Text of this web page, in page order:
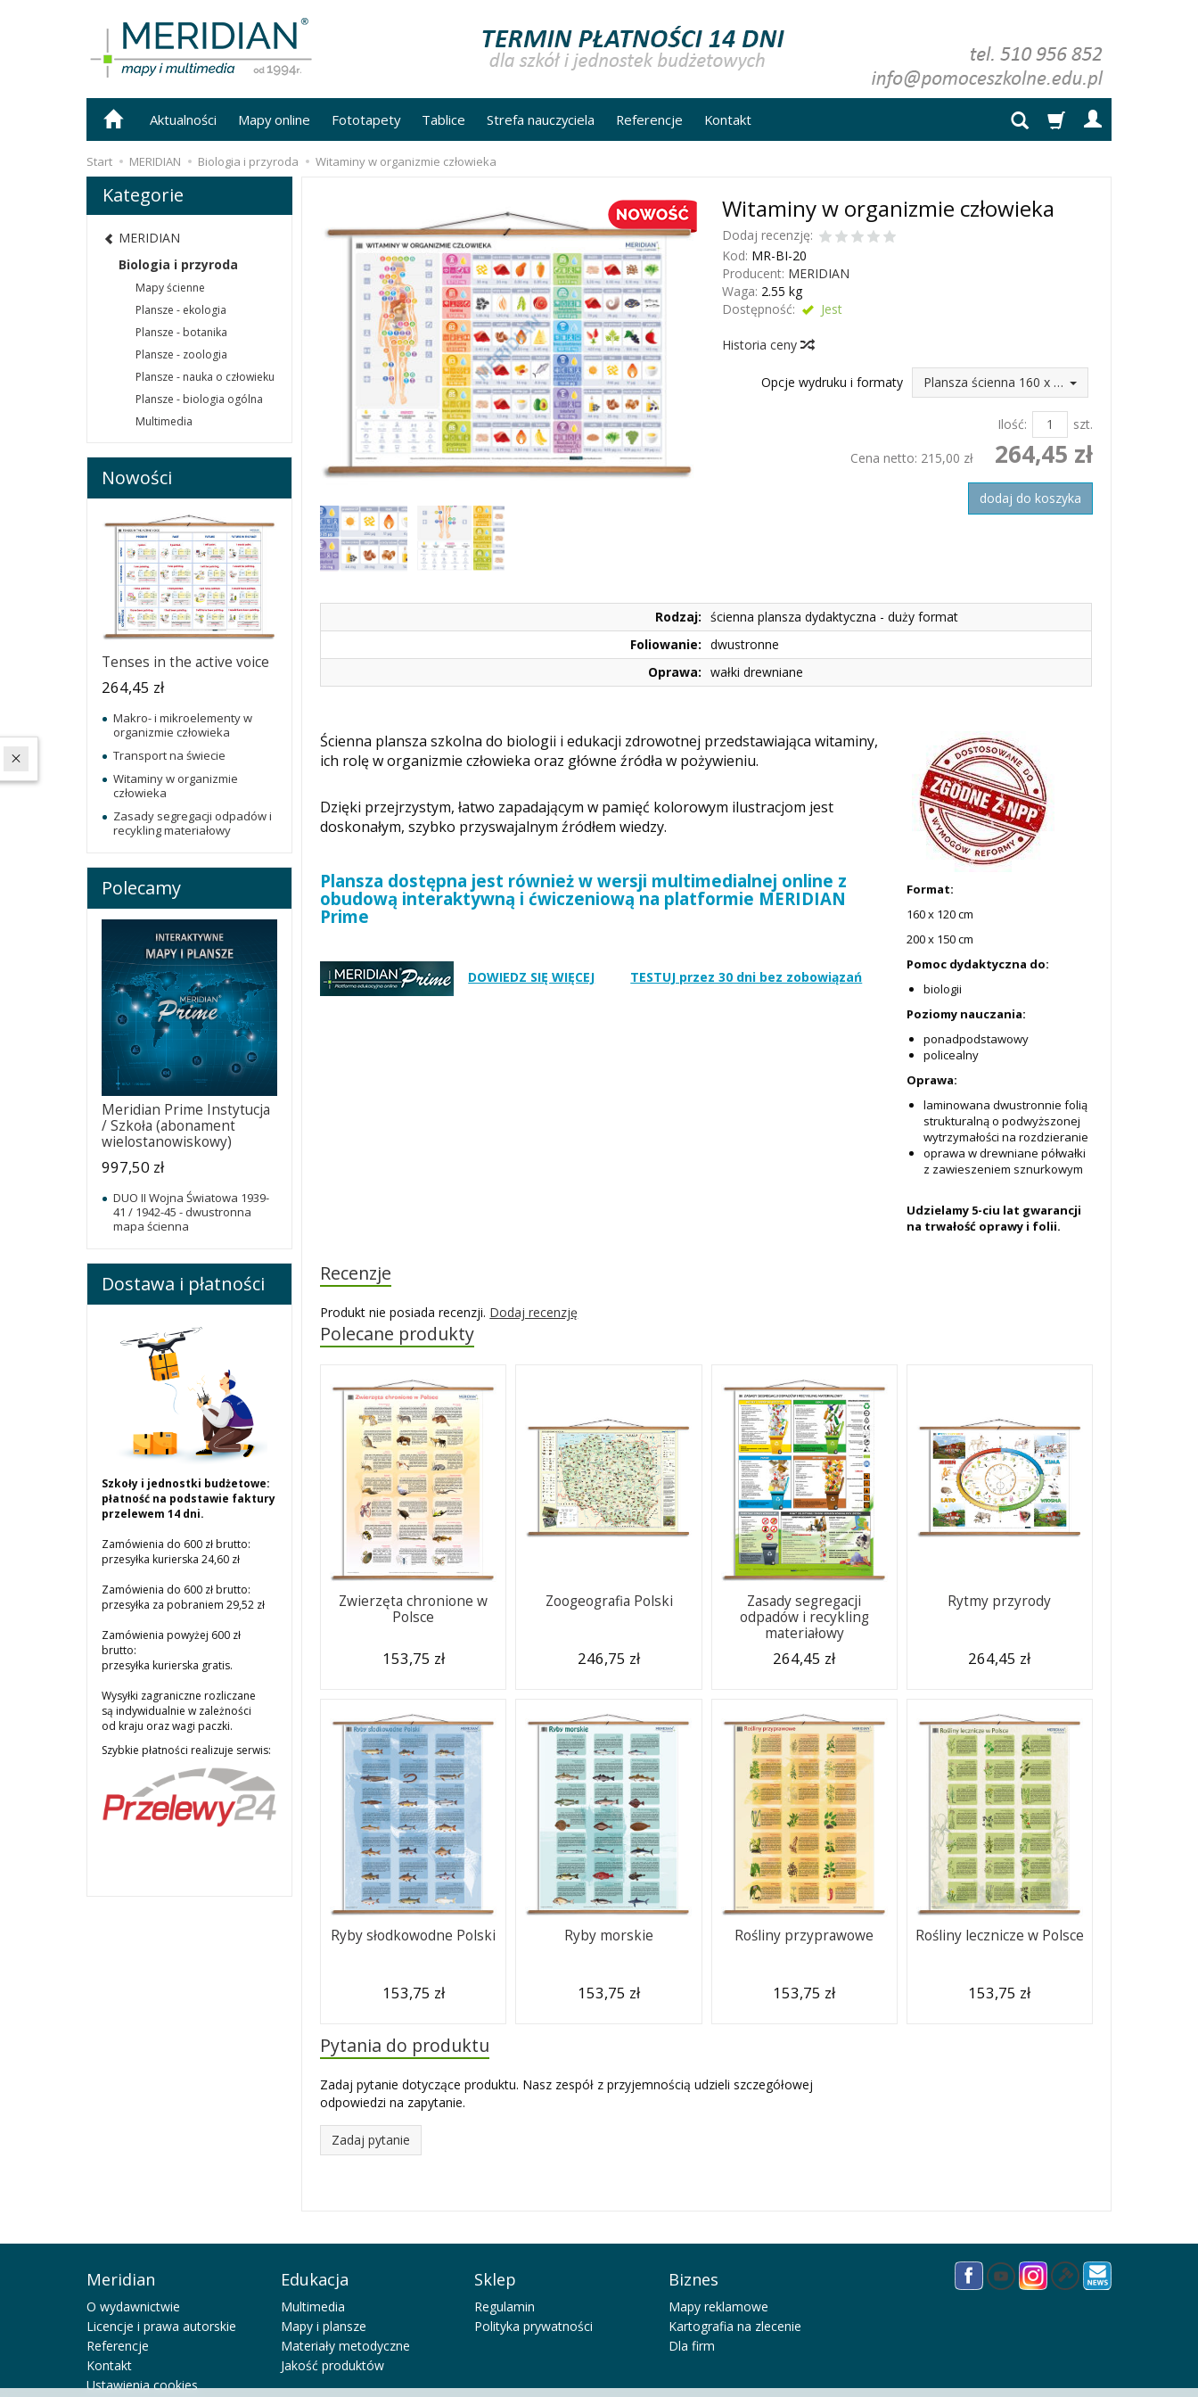
Aktualności Mapy online Fototapety Tablice Strefa nauczyciela Referencje Kontakt
Start MERIDIAN Biologia i przyroda Witaminy w organizmie człowieka
Witaminy w organizmie człowieka
Dodaj recenzję:
Kod: MR-BI-20
Producent: MERIDIAN
Waga: 2.55 kg
Dostępność:
Jest
Historia ceny
Opcje wydruku i formaty Plansza ścienna 160 x 120 (264,45 zł)
Ilość:
szt.
Cena netto: 215,00 zł 264,45 zł
dodaj do koszyka
Rodzaj: ścienna plansza dydaktyczna - duży format
Foliowanie: dwustronne
Oprawa: wałki drewniane
Ścienna plansza szkolna do biologii i edukacji zdrowotnej przedstawiająca witaminy,
ich rolę w organizmie człowieka oraz główne źródła w pożywieniu.
Dzięki przejrzystym, łatwo zapadającym w pamięć kolorowym ilustracjom jest
doskonałym, szybko przyswajalnym źródłem wiedzy.
Plansza dostępna jest również w wersji multimedialnej online z
obudową interaktywną i ćwiczeniową na platformie MERIDIAN
Prime
DOWIEDZ SIĘ WIĘCEJ TESTUJ przez 30 dni bez zobowiązań
Format:
160 x 120 cm
200 x 150 cm
Pomoc dydaktyczna do:
biologii
Poziomy nauczania:
ponadpodstawowy
policealny
Oprawa:
laminowana dwustronnie folią
strukturalną o podwyższonej
wytrzymałości na rozdzieranie
oprawa w drewniane półwałki
z zawieszeniem sznurkowym
Udzielamy 5-ciu lat gwarancji
na trwałość oprawy i folii.
Recenzje
Produkt nie posiada recenzji. Dodaj recenzję
Polecane produkty
Zwierzęta chronione w
Polsce
153,75 zł
Zoogeografia Polski
246,75 zł
Zasady segregacji
odpadów i recykling
materiałowy
264,45 zł
Rytmy przyrody
264,45 zł
Ryby słodkowodne Polski
153,75 zł
Ryby morskie
153,75 zł
Rośliny przyprawowe
153,75 zł
Rośliny lecznicze w Polsce
153,75 zł
Pytania do produktu
Zadaj pytanie dotyczące produktu. Nasz zespół z przyjemnością udzieli szczegółowej
odpowiedzi na zapytanie.
Zadaj pytanie
W ostatnich 7 dniach produktem interesuje się osób.
Kategorie
MERIDIAN
Biologia i przyroda
Mapy ścienne
Plansze - ekologia
Plansze - botanika
Plansze - zoologia
Plansze - nauka o człowieku
Plansze - biologia ogólna
Multimedia
Nowości
Tenses in the active voice
264,45 zł
Makro- i mikroelementy w
organizmie człowieka
Transport na świecie
Witaminy w organizmie
człowieka
Zasady segregacji odpadów i
recykling materiałowy
Polecamy
Meridian Prime Instytucja
/ Szkoła (abonament
wielostanowiskowy)
997,50 zł
DUO II Wojna Światowa 1939-
41 / 1942-45 - dwustronna
mapa ścienna
Dostawa i płatności
Szkoły i jednostki budżetowe:
płatność na podstawie faktury
przelewem 14 dni.
Zamówienia do 600 zł brutto:
przesyłka kurierska 24,60 zł
Zamówienia do 600 zł brutto:
przesyłka za pobraniem 29,52 zł
Zamówienia powyżej 600 zł
brutto:
przesyłka kurierska gratis.
Wysyłki zagraniczne rozliczane
są indywidualnie w zależności
od kraju oraz wagi paczki.
Szybkie płatności realizuje serwis:
Meridian
O wydawnictwie
Licencje i prawa autorskie
Referencje
Kontakt
Ustawienia cookies
Edukacja
Multimedia
Mapy i plansze
Materiały metodyczne
Jakość produktów
Sklep
Regulamin
Polityka prywatności
Biznes
Mapy reklamowe
Kartografia na zlecenie
Dla firm